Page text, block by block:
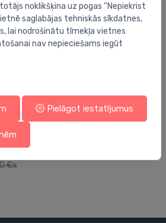
Neo Square, 1000×1000
masas
€x
noklikšķina uz pogas “Nepiekrist
saglabājas tehniskās sīkdatnes,
lai nodrošinātu tīmekļa vietnes
nav nepieciešams iegūt
Pielāgot iestatījumus